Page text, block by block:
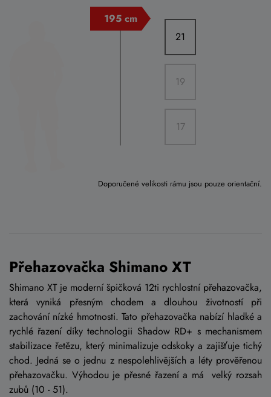
21
19
17
Doporučené velikosti rámu jsou pouze orientační.
Přehazovačka Shimano XT
Shimano XT je moderní špičková 12ti rychlostní přehazovačka,
která vyniká přesným chodem a dlouhou životností při
zachování nízké hmotnosti. Tato přehazovačka nabízí hladké a
rychlé řazení díky technologii Shadow RD+ s mechanismem
stabilizace řetězu, který minimalizuje odskoky a zajišťuje tichý
chod. Jedná se o jednu z nespolehlivějších a léty prověřenou
přehazovačku. Výhodou je přesné řazení a má velký rozsah
zubů (10 - 51).